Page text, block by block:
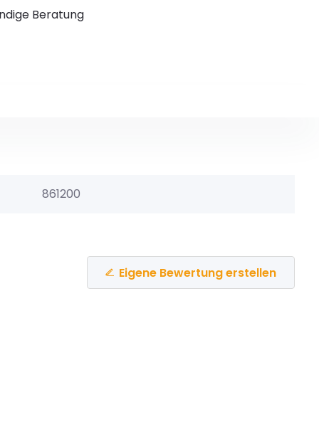
Beratung
861200
Eigene Bewertung erstellen